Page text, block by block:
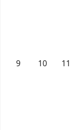
9 10 11